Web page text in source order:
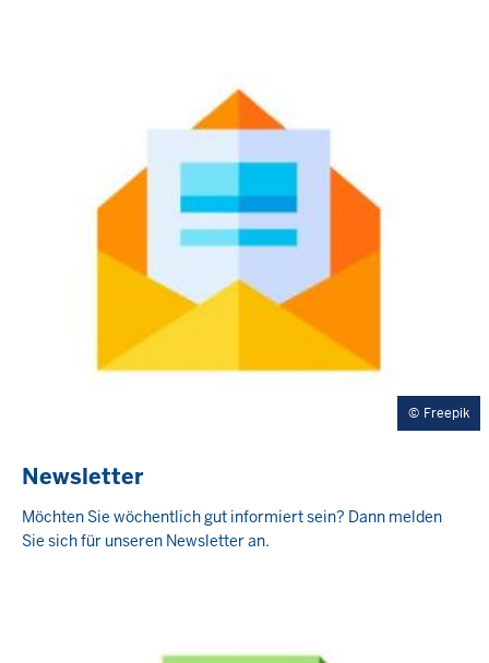
Freepik
Newsletter
Möchten Sie wöchentlich gut informiert sein? Dann melden
Sie sich für unseren Newsletter an.